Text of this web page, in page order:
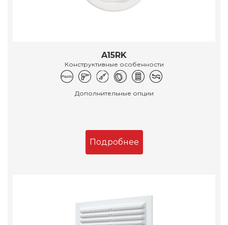
A15RK
Конструктивные особенности
Дополнительные опции
Подробнее